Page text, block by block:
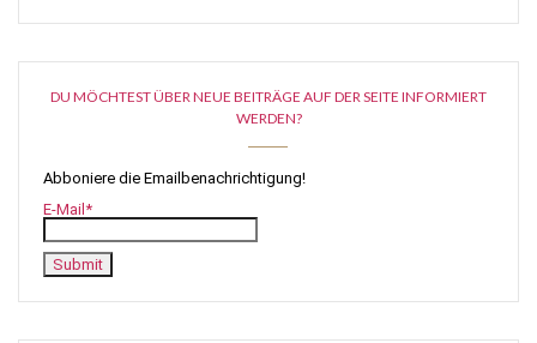
DU MÖCHTEST ÜBER NEUE BEITRÄGE AUF DER SEITE INFORMIERT
WERDEN?
Abboniere die Emailbenachrichtigung!
E-Mail*